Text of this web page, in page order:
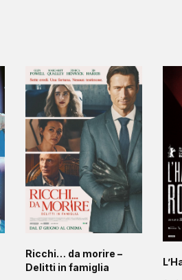
Ricchi… da morire –
Delitti in famiglia